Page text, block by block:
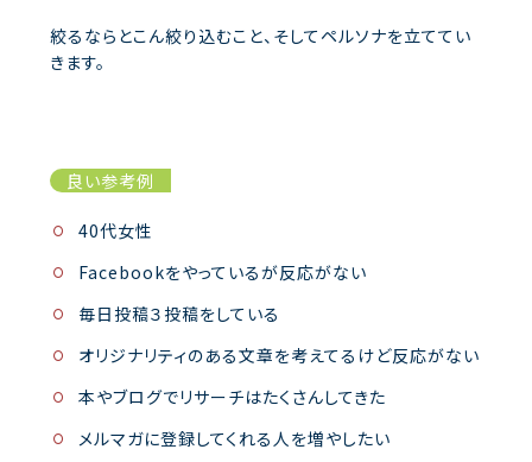
絞るならとこん絞り込むこと、そしてペルソナを立ててい
きます。
良い参考例
40代女性
Facebookをやっているが反応がない
毎日投稿３投稿をしている
オリジナリティのある文章を考えてるけど反応がない
本やブログでリサーチはたくさんしてきた
メルマガに登録してくれる人を増やしたい